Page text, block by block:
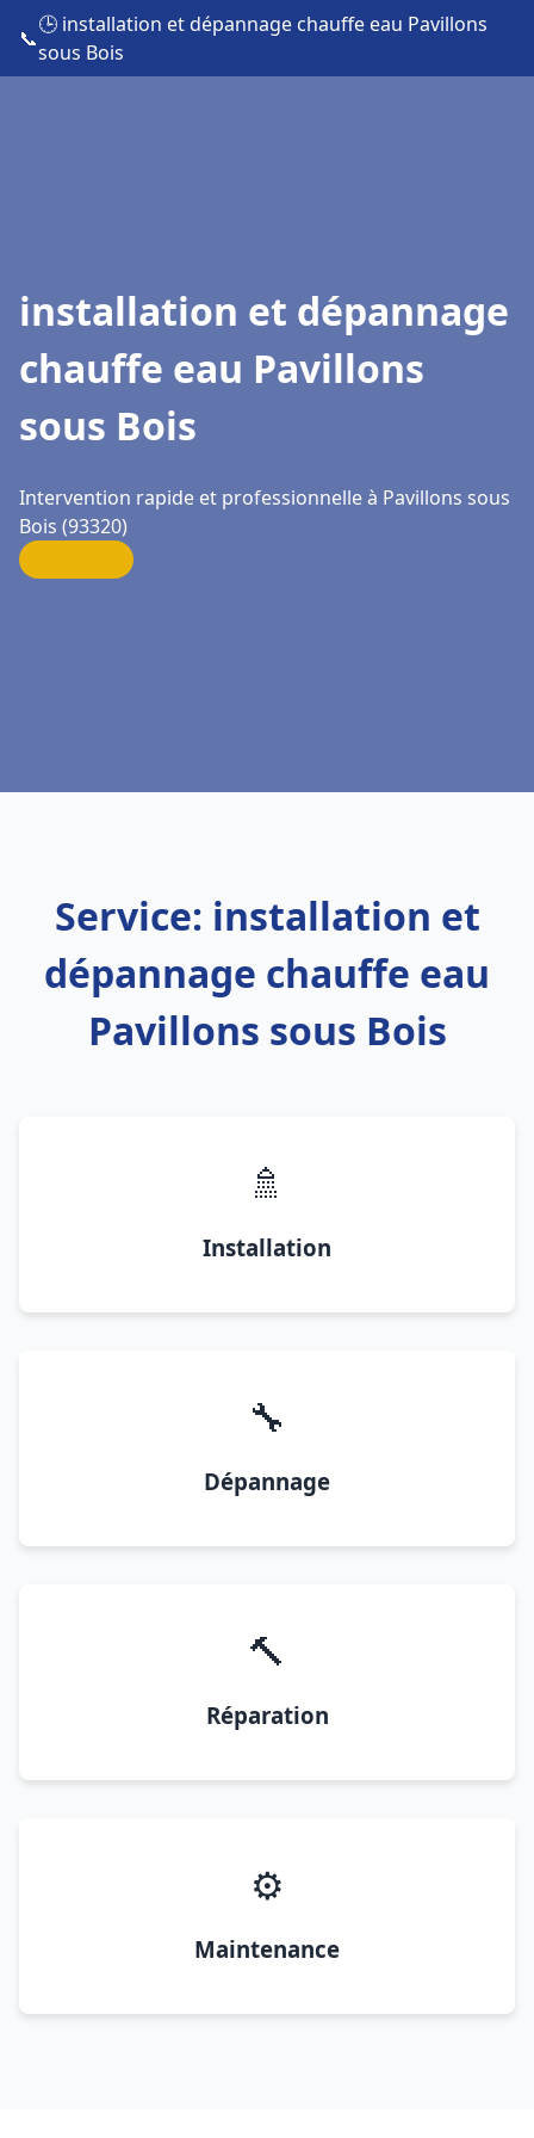
📞
🕒 installation et dépannage chauffe eau Pavillons
sous Bois
installation et dépannage
chauffe eau Pavillons
sous Bois
Intervention rapide et professionnelle à Pavillons sous
Bois (93320)
Service: installation et
dépannage chauffe eau
Pavillons sous Bois
🚿
Installation
🔧
Dépannage
🔨
Réparation
⚙️
Maintenance